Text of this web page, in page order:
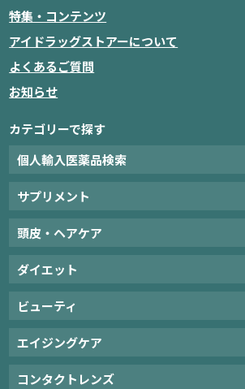
特集・コンテンツ
アイドラッグストアーについて
よくあるご質問
お知らせ
カテゴリーで探す
個人輸入医薬品検索
サプリメント
頭皮・ヘアケア
ダイエット
ビューティ
エイジングケア
コンタクトレンズ